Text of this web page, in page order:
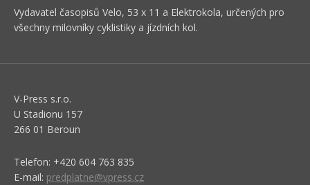
Vydavatel časopisů Velo, 53 x 11 a Elektrokola, určených pro
všechny milovníky cyklistiky a jízdních kol.
V-Press s.r.o.
U Stadionu 157
266 01 Beroun
Telefon: +420 604 763 835
E-mail: predplatne@vpress.cz